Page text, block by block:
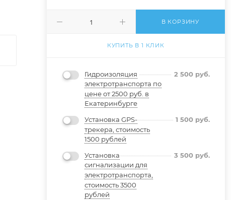
В КОРЗИНУ
КУПИТЬ В 1 КЛИК
Гидроизоляция
электротранспорта по
цене от 2500 руб. в
Екатеринбурге
2 500руб.
Установка GPS-
трекера, стоимость
1500 рублей
1 500руб.
Установка
сигнализации для
электротранспорта,
стоимость 3500
рублей
3 500руб.